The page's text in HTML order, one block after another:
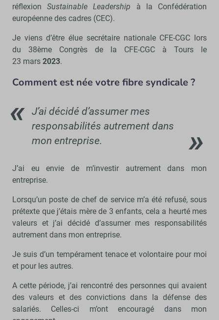
réflexionSustainable Leadership à la Confédération
européenne des cadres (CEC).
Je viens d’être élue secrétaire nationale CFE-CGC lors
du 38ème Congrès de la CFE-CGC à Tours le
23 mars 2023.
Comment est née votre fibre syndicale ?
J’ai décidé d’assumer mes
responsabilités autrement dans
mon entreprise.
J’ai eu envie de m’investir autrement dans mon
entreprise.
Lorsqu’un poste de chef de service m’a été refusé, sous
prétexte que j’étais mère de 3 enfants, cela a heurté mes
valeurs et j’ai décidé d’assumer mes responsabilités
autrement dans mon entreprise.
Je suis d’un tempérament tenace et volontaire pour moi
et pour les autres.
A cette période, j’ai rencontré des personnes qui avaient
des valeurs et des convictions dans la défense des
salariés. Celles-ci m’ont encouragé dans mon